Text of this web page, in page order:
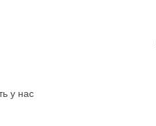
у нас